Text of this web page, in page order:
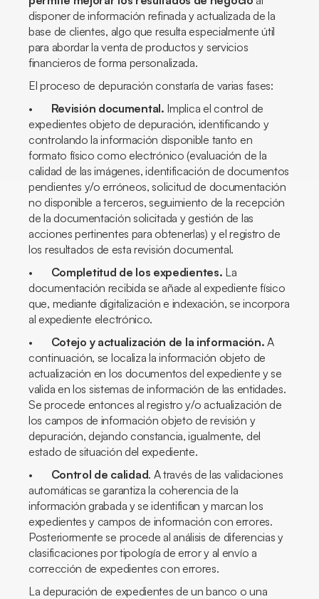
disponer de información refinada y actualizada de la
base de clientes, algo que resulta especialmente útil
para abordar la venta de productos y servicios
financieros de forma personalizada.
El proceso de depuración constaría de varias fases:
• Revisión documental. Implica el control de
expedientes objeto de depuración, identificando y
controlando la información disponible tanto en
formato físico como electrónico (evaluación de la
calidad de las imágenes, identificación de documentos
pendientes y/o erróneos, solicitud de documentación
no disponible a terceros, seguimiento de la recepción
de la documentación solicitada y gestión de las
acciones pertinentes para obtenerlas) y el registro de
los resultados de esta revisión documental.
• Completitud de los expedientes. La
documentación recibida se añade al expediente físico
que, mediante digitalización e indexación, se incorpora
al expediente electrónico.
• Cotejo y actualización de la información.A
continuación, se localiza la información objeto de
actualización en los documentos del expediente y se
valida en los sistemas de información de las entidades.
Se procede entonces al registro y/o actualización de
los campos de información objeto de revisión y
depuración, dejando constancia, igualmente, del
estado de situación del expediente.
• Control de calidad. A través de las validaciones
automáticas se garantiza la coherencia de la
información grabada y se identifican y marcan los
expedientes y campos de información con errores.
Posteriormente se procede al análisis de diferencias y
clasificaciones por tipología de error y al envío a
corrección de expedientes con errores.
La depuración de expedientes de un banco o una